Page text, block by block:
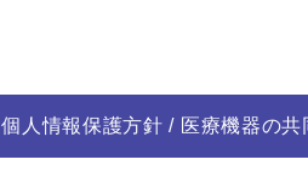
個人情報保護方針 医療機器の共